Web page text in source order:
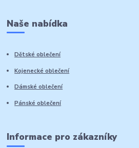
Naše nabídka
Dětské oblečení
Kojenecké oblečení
Dámské oblečení
Pánské oblečení
Informace pro zákazníky